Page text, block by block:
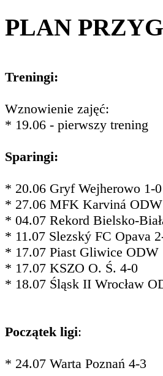
PLAN
Treningi:
Wznowienie zajęć:
* 19.06 - pierwszy trening
Sparingi:
* 20.06 Gryf Wejherowo 1-0
* 27.06 MFK Karviná ODW
* 04.07 Rekord Bielsko-
* 11.07 Slezský FC Opava
* 17.07 Piast Gliwice ODW
* 17.07 KSZO O. Ś. 4-0
* 18.07 Śląsk II Wrocław
Początek ligi:
* 24.07 Warta Poznań 4-3